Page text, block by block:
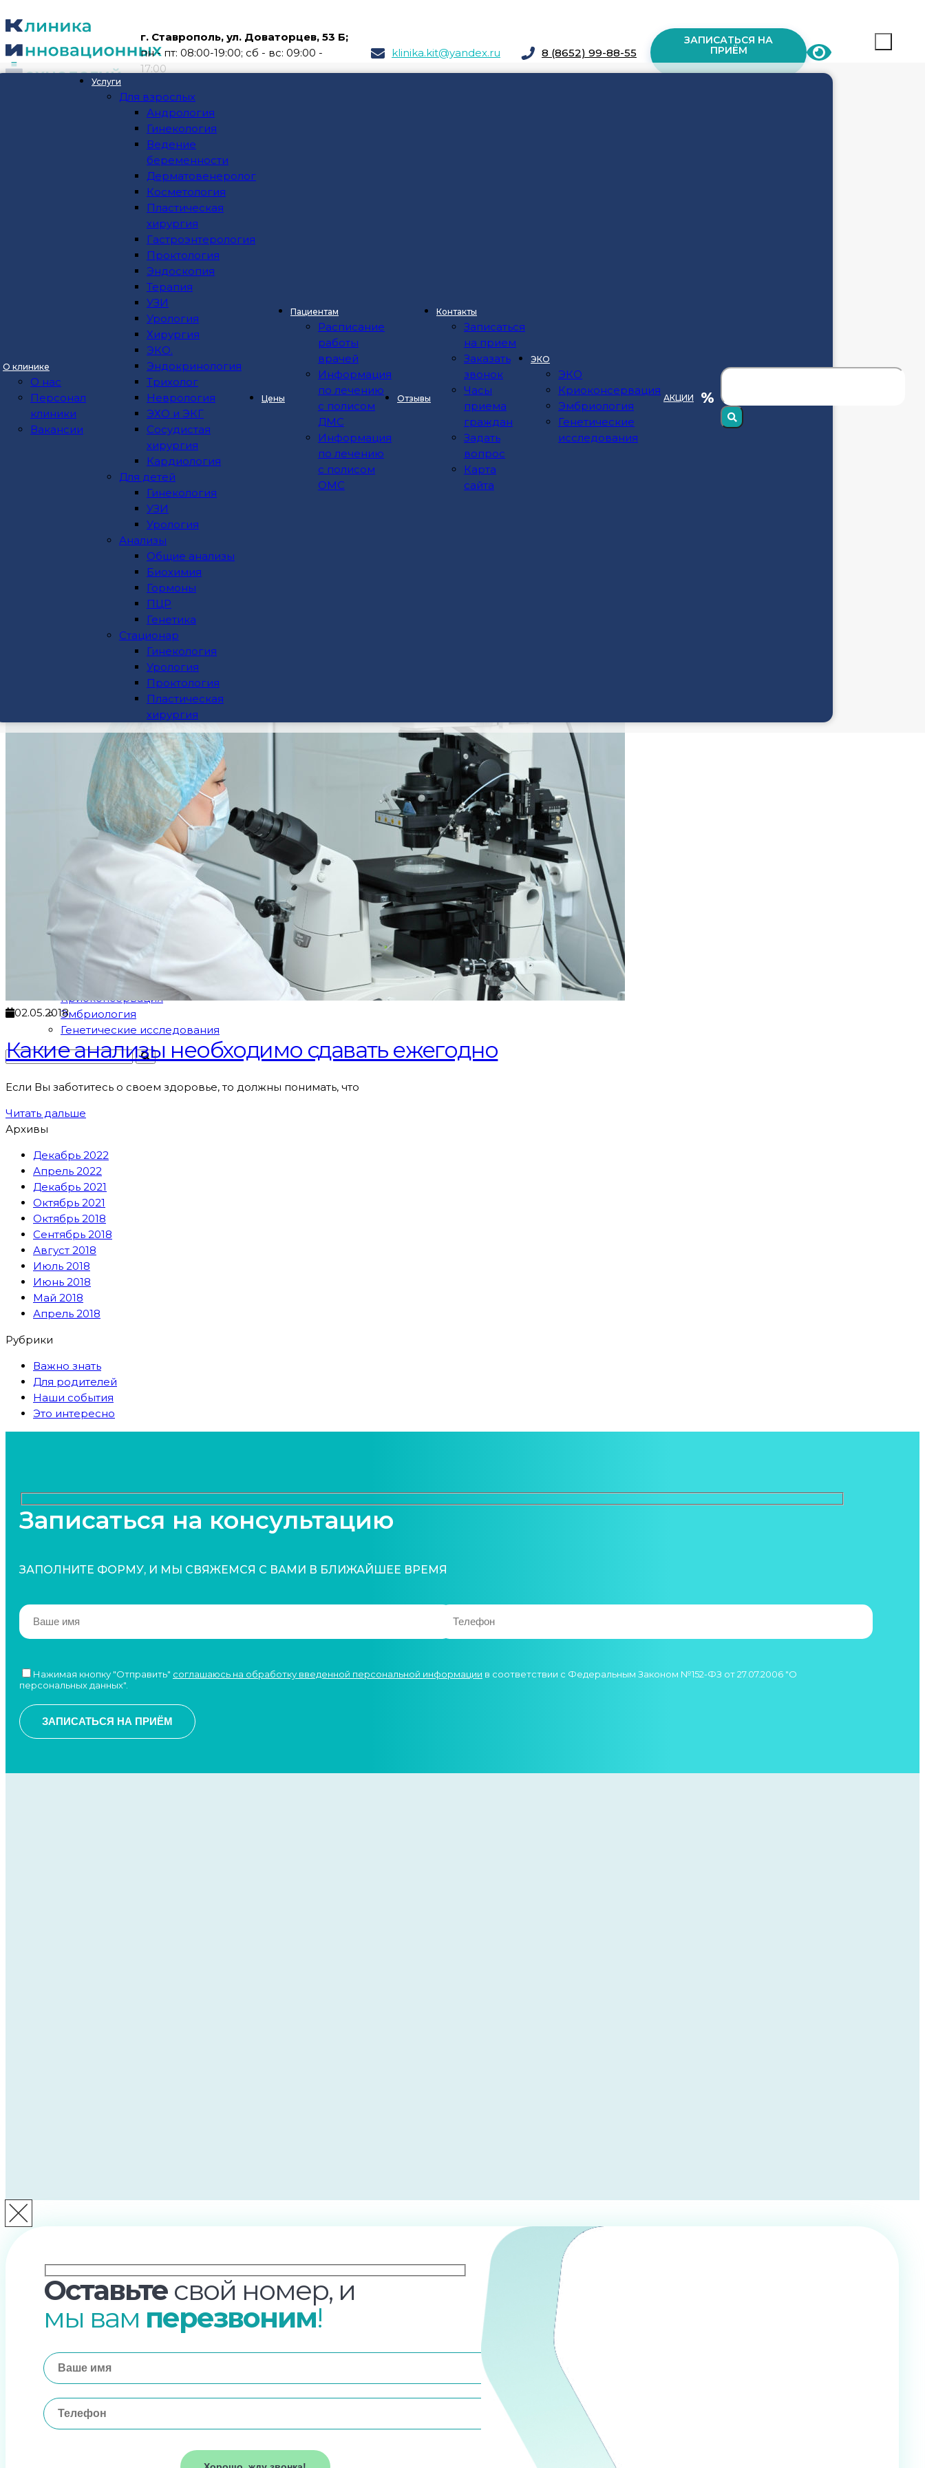
г. Ставрополь, ул. Доваторцев, 53 Б;
пн - пт: 08:00-19:00; сб - вс: 09:00 -
17:00
klinika.kit@yandex.ru 8 (8652) 99-88-55
ЗАПИСАТЬСЯ НА
ПРИЁМ
О клинике
О нас
Персонал
клиники
Вакансии
Услуги
Для взрослых
Андрология
Гинекология
Ведение
беременности
Дерматовенеролог
Косметология
Пластическая
хирургия
Гастроэнтерология
Проктология
Эндоскопия
Терапия
УЗИ
Урология
Хирургия
ЭКО.
Эндокринология
Трихолог
Неврология
ЭХО и ЭКГ
Сосудистая
хирургия
Кардиология
Для детей
Гинекология
УЗИ
Урология
Анализы
Общие анализы
Биохимия
Гормоны
ПЦР
Генетика
Стационар
Гинекология
Урология
Проктология
Пластическая
хирургия
Цены
Пациентам
Расписание
работы
врачей
Информация
по лечению
с полисом
ДМС
Информация
по лечению
с полисом
ОМС
Отзывы АКЦИИ
Контакты
Записаться
на прием
Заказать
звонок
Часы
приема
граждан
Задать
вопрос
Карта
сайта
ЭКО
ЭКО
Криоконсервация
Эмбриология
Генетические
исследования
Персонал клиники
Для взрослых
Андрология
Гинекология
Ведение беременности
Дерматовенеролог
Косметология
Пластическая хирургия
Гастроэнтерология
Проктология
Эндоскопия
Урология
Хирургия
Эндокринология
Неврология
ЭХО и ЭКГ
Сосудистая хирургия
Кардиология
Гинекология
Урология
Общие анализы
Биохимия
Гормоны
Генетика
Гинекология
Проктология
Пластическая хирургия
Пациентам
Расписание работы врачей
Информация по лечению с полисом ДМС
Информация по лечению с полисом ОМС
Записаться на прием
Заказать звонок
Часы приема граждан
Задать вопрос
Карта сайта
ЭКО
Криоконсервация
Эмбриология
Генетические исследования
Лучшая клиника женского здоровья
"Клиника Инновационных Технологий" признана «ЛУЧШЕЙ КЛИНИКОЙ ЖЕНСКОГО ЗДОРОВЬЯ» В СТАВРОПОЛЬСКОМ
02.05.2018
Какие анализы необходимо сдавать ежегодно
Если Вы заботитесь о своем здоровье, то должны понимать, что
Читать дальше
Архивы
Декабрь 2022
Апрель 2022
Декабрь 2021
Октябрь 2021
Октябрь 2018
Сентябрь 2018
Август 2018
Июль 2018
Июнь 2018
Май 2018
Апрель 2018
Рубрики
Важно знать
Для родителей
Наши события
Это интересно
Записаться на консультацию
ЗАПОЛНИТЕ ФОРМУ, И МЫ СВЯЖЕМСЯ С ВАМИ В БЛИЖАЙШЕЕ ВРЕМЯ
Нажимая кнопку "Отправить" соглашаюсь на обработку введенной персональной информации в соответствии с Федеральным Законом №152-ФЗ от 27.07.2006 "О
персональных данных".
Оставьте свой номер, и
мы вам перезвоним!